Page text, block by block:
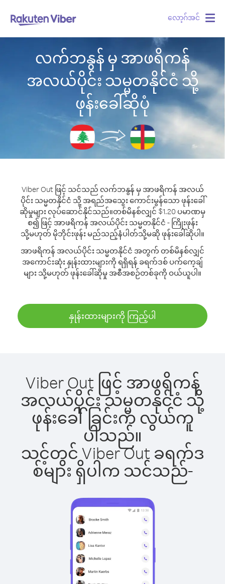
လော့ဂ်အင်
လက်ဘနွန် မှ အာဖရိကန်
အလယ်ပိုင်း သမ္မတနိုင်ငံ သို့
ဖုန်းခေါ်ဆိုပုံ
Viber Out ဖြင့် သင်သည် လက်ဘနွန် မှ အာဖရိကန် အလယ်
ပိုင်း သမ္မတနိုင်ငံ သို့ အရည်အသွေး ကောင်းမွန်သော ဖုန်းခေါ်
ဆိုမှုများ လုပ်ဆောင်နိုင်သည်။တစ်မိနစ်လျှင် $1.20 ပမာဏမှ
စ၍ ဖြင့် အာဖရိကန် အလယ်ပိုင်း သမ္မတနိုင်ငံ - ကြိုးဖုန်း
သို့မဟုတ် မိုဘိုင်းဖုန်း မည်သည့်နံပါတ်သို့မဆို ဖုန်းခေါ်ဆိုပါ။
အာဖရိကန် အလယ်ပိုင်း သမ္မတနိုင်ငံ အတွက် တစ်မိနစ်လျှင်
အကောင်းဆုံး နှုန်းထားများကို ရရှိရန် ခရက်ဒစ် ပက်ကေ့ချ်
များ သို့မဟုတ် ဖုန်းခေါ်ဆိုမှု အစီအစဉ်တစ်ခုကို ဝယ်ယူပါ။
နှုန်းထားများကို ကြည့်ပါ
Viber Out ဖြင့် အာဖရိကန်
အလယ်ပိုင်း သမ္မတနိုင်ငံ သို့
ဖုန်းခေါ်ခြင်းက လွယ်ကူ
ပါသည်။
သင့်တွင် Viber Out ခရက်ဒ
စ်များ ရှိပါက သင်သည်-